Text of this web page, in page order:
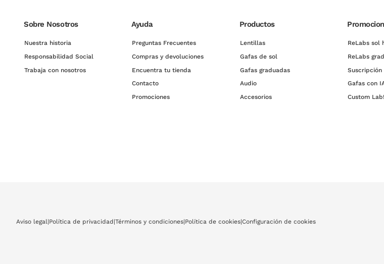
Sobre Nosotros
Nuestra historia
Responsabilidad Social
Trabaja con nosotros
Ayuda
Preguntas Frecuentes
Compras y devoluciones
Encuentra tu tienda
Contacto
Promociones
Productos
Lentillas
Gafas de sol
Gafas graduadas
Audio
Accesorios
ReLabs sol
ReLabs
Gafas con
Custom Lab!
Aviso legal|Política de privacidad |Términos y condiciones|Política de cookies|Configuración de cookies